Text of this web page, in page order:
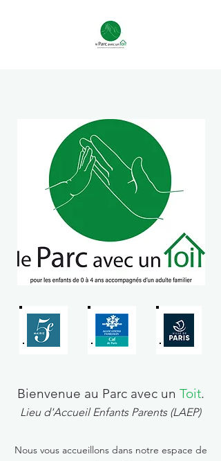
Bienvenue au Parc avec un Toit.
Lieu d'Accueil Enfants Parents (LAEP)
Nous vous accueillons dans notre espace de